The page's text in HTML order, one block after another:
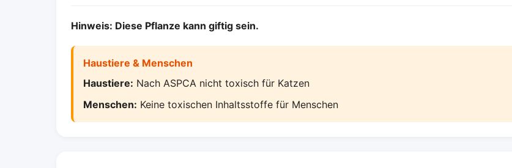
Hinweis: Diese Pflanze kann giftig sein.
Haustiere & Menschen
Haustiere: Nach ASPCA nicht toxisch für Katzen
Menschen: Keine toxischen Inhaltsstoffe für Menschen